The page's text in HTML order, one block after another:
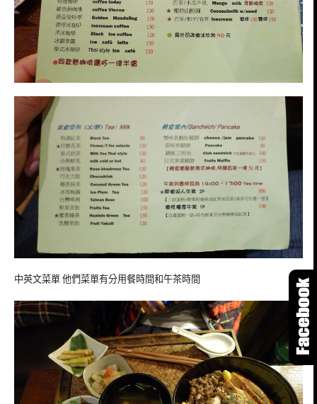
中英文菜單 他們菜單有分用餐時間和午茶時間